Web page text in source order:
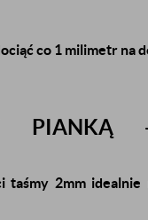
co 1 milimetr na
PIANKĄ
taśmy 2mm